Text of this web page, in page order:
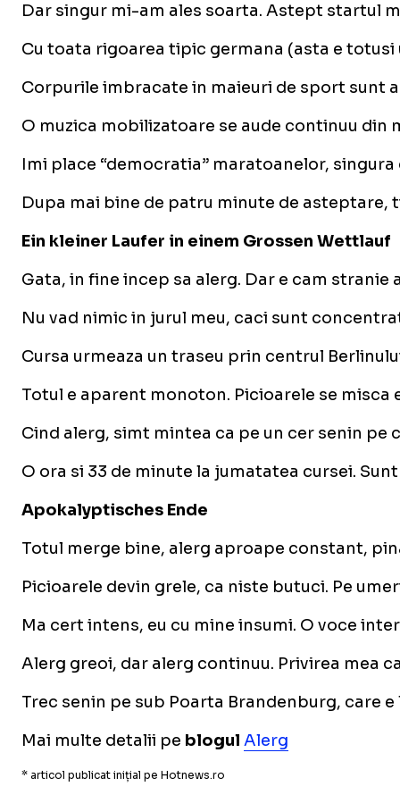
Dar singur mi-am ales soarta. Astept startul
Cu toata rigoarea tipic germana (asta e
Corpurile imbracate in maieuri de sport sunt
O muzica mobilizatoare se aude continuu
Imi place “democratia” maratoanelor,
Dupa mai bine de patru minute de asteptare,
Ein kleiner Laufer in einem Grossen Wettlauf
Gata, in fine incep sa alerg. Dar e cam
Nu vad nimic in jurul meu, caci sunt
Cursa urmeaza un traseu prin centrul
Totul e aparent monoton. Picioarele se
Cind alerg, simt mintea ca pe un cer senin pe
O ora si 33 de minute la jumatatea cursei.
Apokalyptisches Ende
Totul merge bine, alerg aproape constant,
Picioarele devin grele, ca niste butuci. Pe
Ma cert intens, eu cu mine insumi. O voce
Alerg greoi, dar alerg continuu. Privirea mea
Trec senin pe sub Poarta Brandenburg, care
Mai multe detalii pe blogul Alerg
* articol publicat inițial pe Hotnews.ro